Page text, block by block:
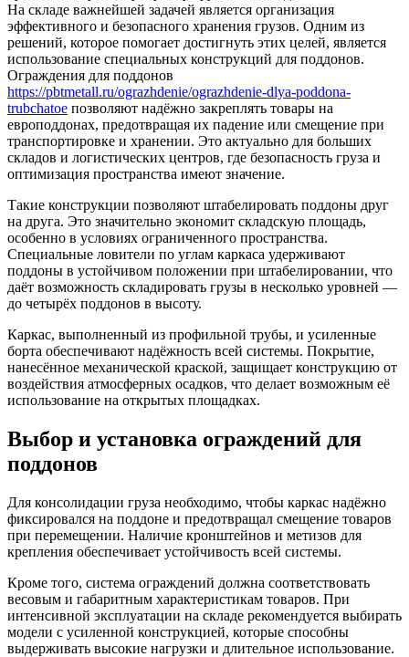
На складе важнейшей задачей является организация
эффективного и безопасного хранения грузов. Одним из
решений, которое помогает достигнуть этих целей, является
использование специальных конструкций для поддонов.
Ограждения для поддонов
https://pbtmetall.ru/ograzhdenie/ograzhdenie-dlya-poddona-
trubchatoe позволяют надёжно закреплять товары на
европоддонах, предотвращая их падение или смещение при
транспортировке и хранении. Это актуально для больших
складов и логистических центров, где безопасность груза и
оптимизация пространства имеют значение.
Такие конструкции позволяют штабелировать поддоны друг
на друга. Это значительно экономит складскую площадь,
особенно в условиях ограниченного пространства.
Специальные ловители по углам каркаса удерживают
поддоны в устойчивом положении при штабелировании, что
даёт возможность складировать грузы в несколько уровней —
до четырёх поддонов в высоту.
Каркас, выполненный из профильной трубы, и усиленные
борта обеспечивают надёжность всей системы. Покрытие,
нанесённое механической краской, защищает конструкцию от
воздействия атмосферных осадков, что делает возможным её
использование на открытых площадках.
Выбор и установка ограждений для
поддонов
Для консолидации груза необходимо, чтобы каркас надёжно
фиксировался на поддоне и предотвращал смещение товаров
при перемещении. Наличие кронштейнов и метизов для
крепления обеспечивает устойчивость всей системы.
Кроме того, система ограждений должна соответствовать
весовым и габаритным характеристикам товаров. При
интенсивной эксплуатации на складе рекомендуется выбирать
модели с усиленной конструкцией, которые способны
выдерживать высокие нагрузки и длительное использование.